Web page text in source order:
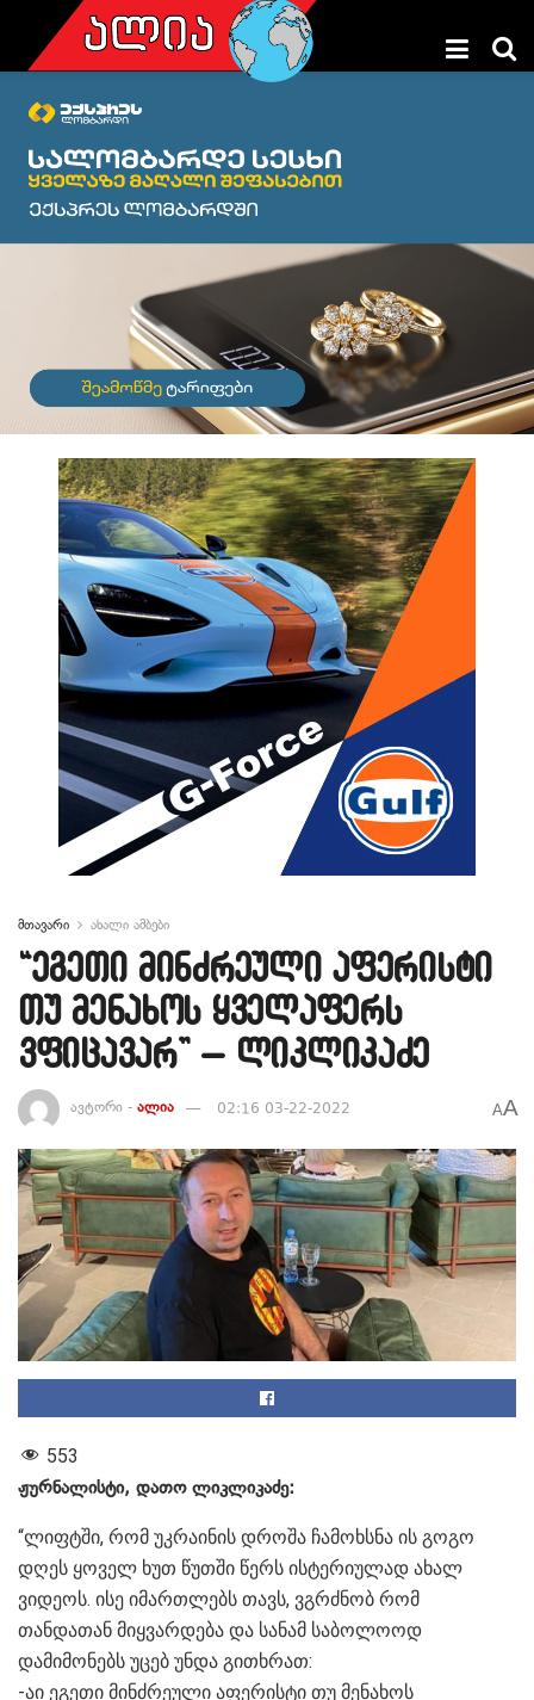
მთავარი ახალი ამბები
“ეგეთი მინძრეული აფერისტი
თუ მენახოს ყველაფერს
ვფიცავარ” – ლიკლიკაძე
ავტორი - ალია 02:16 03-22-2022 AA
553
ჟურნალისტი, დათო ლიკლიკაძე:
“ლიფტში, რომ უკრაინის დროშა ჩამოხსნა ის გოგო
დღეს ყოველ ხუთ წუთში წერს ისტერიულად ახალ
ვიდეოს. ისე იმართლებს თავს, ვგრძნობ რომ
თანდათან მიყვარდება და სანამ საბოლოოდ
დამიმონებს უცებ უნდა გითხრათ:
-აი ეგეთი მინძრეული აფერისტი თუ მენახოს